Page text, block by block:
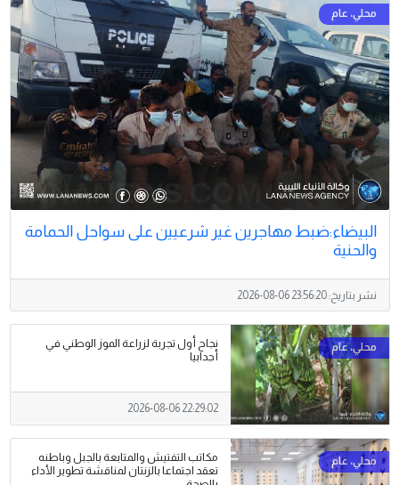
البيضاء:ضبط مهاجرين غير شرعيين على سواحل الحمامة
والحنية
نشر بتاريخ:2026-08-06 23:56:20
نجاح أول تجربة لزراعة الموز الوطني في
أجدابيا
2026-08-06 22:29:02
مكاتب التفتيش والمتابعة بالجبل وباطنه
تعقد اجتماعا بالزنتان لمناقشة تطوير الأداء